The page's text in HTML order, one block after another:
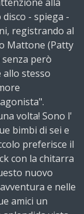
- spiega -
registrando al
Mattone (Patty
però
stesso
volta! Sono l'
bimbi di sei e
preferisce il
con la chitarra
nuovo
e nelle
amici un